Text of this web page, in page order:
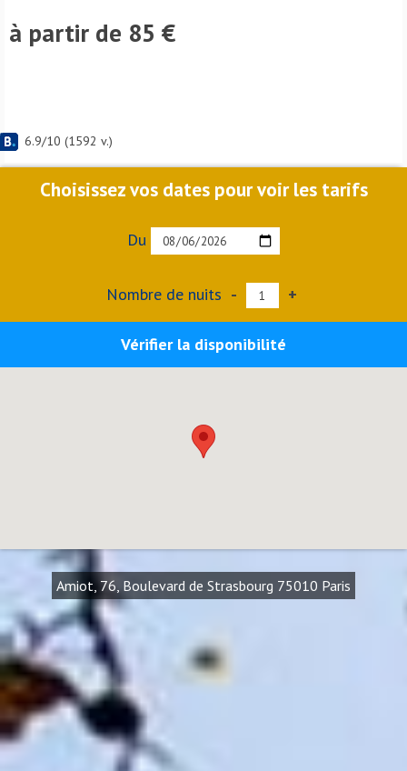
à partir de 85 €
6.9/10 (1592 v.)
Choisissez vos dates pour voir les tarifs
Du
Nombre de nuits - +
Vérifier la disponibilité
Amiot, 76, Boulevard de Strasbourg 75010 Paris